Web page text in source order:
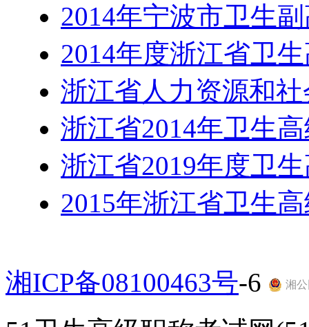
2014年宁波市卫生
2014年度浙江省卫
浙江省人力资源和
浙江省2014年卫生
浙江省2019年度卫
2015年浙江省卫生
湘ICP备08100463号-6 湘公